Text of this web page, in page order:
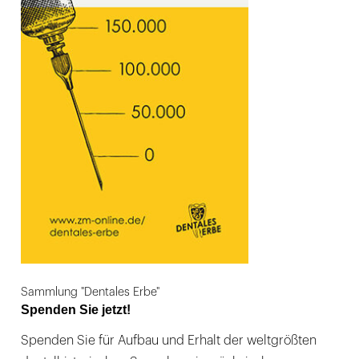
Sammlung "Dentales Erbe"
Spenden Sie jetzt!
Spenden Sie für Aufbau und Erhalt der weltgrößten